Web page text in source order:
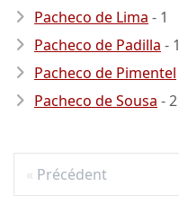
Pacheco de Lima - 1
Pacheco de Padilla - 1
Pacheco de Pimentel
Pacheco de Sousa - 2
Précédent